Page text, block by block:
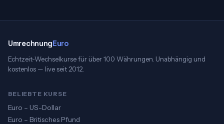
UmrechnungEuro
Echtzeit-Wechselkurse für über 100 Währungen. Unabhängig und
kostenlos — live seit 2012.
BELIEBTE KURSE
Euro – US-Dollar
Euro – Britisches Pfund